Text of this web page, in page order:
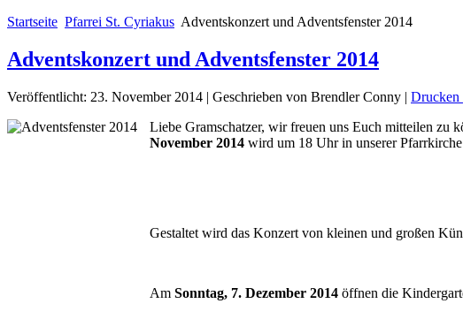
Startseite Pfarrei St. Cyriakus Adventskonzert und Adventsfenster 2014
Adventskonzert und Adventsfenster 2014
Veröffentlicht: 23. November 2014 | Geschrieben von Brendler Conny | Drucken
Liebe Gramschatzer, wir freuen uns Euch mitteilen zu
November 2014 wird um 18 Uhr in unserer
Gestaltet wird das Konzert von kleinen und großen
Am Sonntag, 7. Dezember 2014 öffnen die